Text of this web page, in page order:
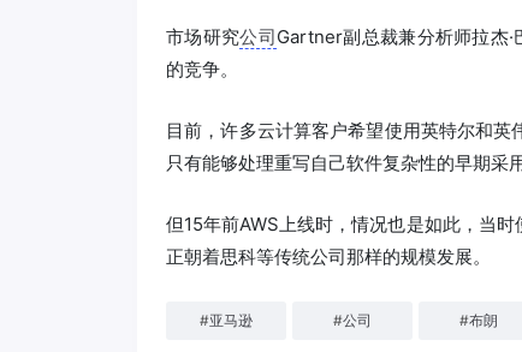
市场研究公司Gartner副总裁兼分析师拉杰
的竞争。
目前，许多云计算客户希望使用英特尔和
只有能够处理重写自己软件复杂性的早期采
但15年前AWS上线时，情况也是如此，当
正朝着思科等传统公司那样的规模发展。
#亚马逊 #公司 #布朗